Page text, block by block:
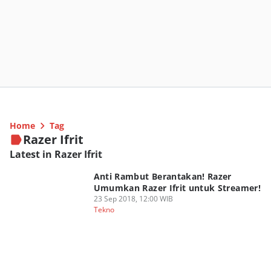
Home Tag
Razer Ifrit
Latest in Razer Ifrit
Anti Rambut Berantakan! Razer
Umumkan Razer Ifrit untuk Streamer!
23 Sep 2018, 12:00 WIB
Tekno